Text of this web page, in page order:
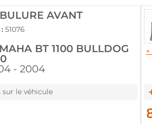
AVANT
51076
BT 1100 BULLDOG
- 2004
le véhicule